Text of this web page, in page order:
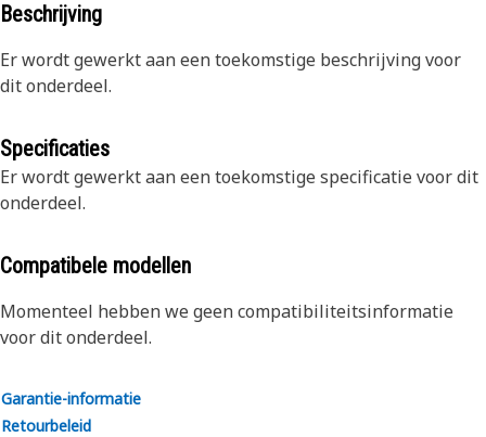
Beschrijving
Er wordt gewerkt aan een toekomstige beschrijving voor
dit onderdeel.
Specificaties
Er wordt gewerkt aan een toekomstige specificatie voor dit
onderdeel.
Compatibele modellen
Momenteel hebben we geen compatibiliteitsinformatie
voor dit onderdeel.
Garantie-informatie
Retourbeleid